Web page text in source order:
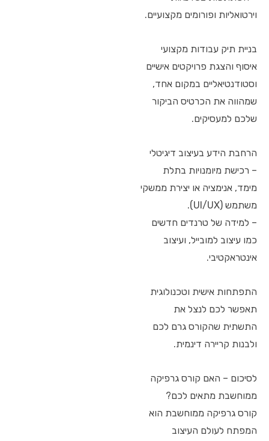
וירטואליות ופורומים מקצועיים.
בניית תיק עבודות מקצועי
איסוף והצגת פרויקטים אישיים
וסטודנטיאליים במקום אחד,
שמהווה את הכרטיס הביקור
שלכם למעסיקים.
הרחבת הידע בעיצוב דיגיטלי
– רכישת מיומנויות בתלת
מימד, אנימציה או יצירת ממשקי
משתמש (UI/UX).
– למידה של טרנדים חדשים
כמו עיצוב למובייל, ועיצוב
אינטראקטיבי.
התפתחות אישית וטכנולוגית
תאפשר לכם לנצל את
התשתית שהקורס גרם לכם
ולבנות קריירה דינמית.
לסיכום – האם קורס גרפיקה
ממוחשבת מתאים לכם?
קורס גרפיקה ממוחשבת הוא
המפתח לעולם העיצוב